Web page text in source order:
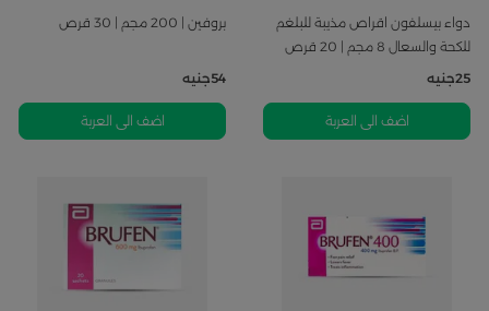
دواء بيسلفون اقراص مذيبة للبلغم
للكحة والسعال 8 مجم | 20 قرص
25جنيه
اضف الى العربة
بروفين | 200 مجم | 30 قرص
54جنيه
اضف الى العربة